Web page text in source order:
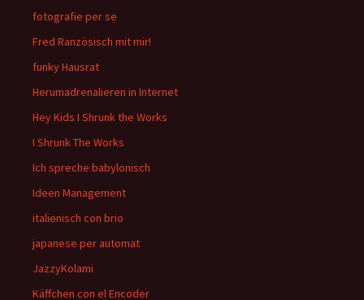
fotografie per se
Fred Ranzösisch mit mir!
funky Hausrat
Herumadrenalieren in Internet
Hey Kids I Shrunk the Works
I Shrunk The Works
Ich spreche babylonisch
Ideen Management
italienisch con brio
japanese per automat
JazzyKolami
Käffchen con el Encoder